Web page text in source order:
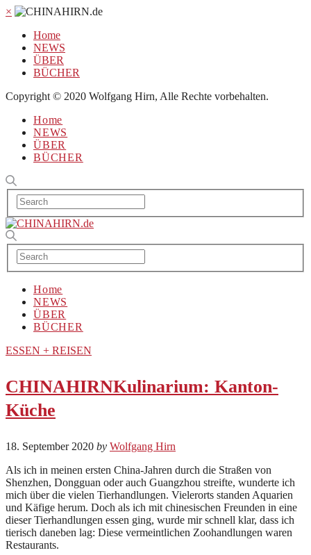
×
Home
NEWS
ÜBER
BÜCHER
Copyright © 2020 Wolfgang Hirn, Alle Rechte vorbehalten.
Home
NEWS
ÜBER
BÜCHER
Home
NEWS
ÜBER
BÜCHER
ESSEN + REISEN
CHINAHIRNKulinarium: Kanton-
Küche
18. September 2020 by Wolfgang Hirn
Als ich in meinen ersten China-Jahren durch die Straßen von
Shenzhen, Dongguan oder auch Guangzhou streifte, wunderte ich
mich über die vielen Tierhandlungen. Vielerorts standen Aquarien
und Käfige herum. Doch als ich mit chinesischen Freunden in eine
dieser Tierhandlungen essen ging, wurde mir schnell klar, dass ich
tierisch daneben lag: Diese vermeintlichen Zoohandlungen waren
Restaurants.